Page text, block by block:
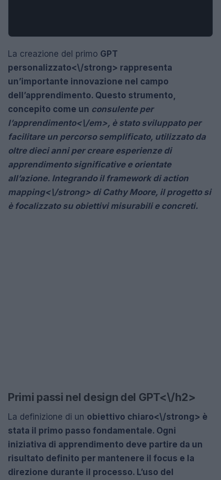
La creazione del primo GPT
personalizzato<\/strong> rappresenta
un’importante innovazione nel campo
dell’apprendimento. Questo strumento,
concepito come un consulente per
l’apprendimento<\/em>, è stato sviluppato per
facilitare un percorso semplificato, utilizzato da
oltre dieci anni per creare esperienze di
apprendimento significative e orientate
all’azione. Integrando il framework di action
mapping<\/strong> di Cathy Moore, il progetto si
è focalizzato su obiettivi misurabili e concreti.
Primi passi nel design del GPT<\/h2>
La definizione di un obiettivo chiaro<\/strong> è
stata il primo passo fondamentale. Ogni
iniziativa di apprendimento deve partire da un
risultato definito per mantenere il focus e la
direzione durante il processo. L’uso del